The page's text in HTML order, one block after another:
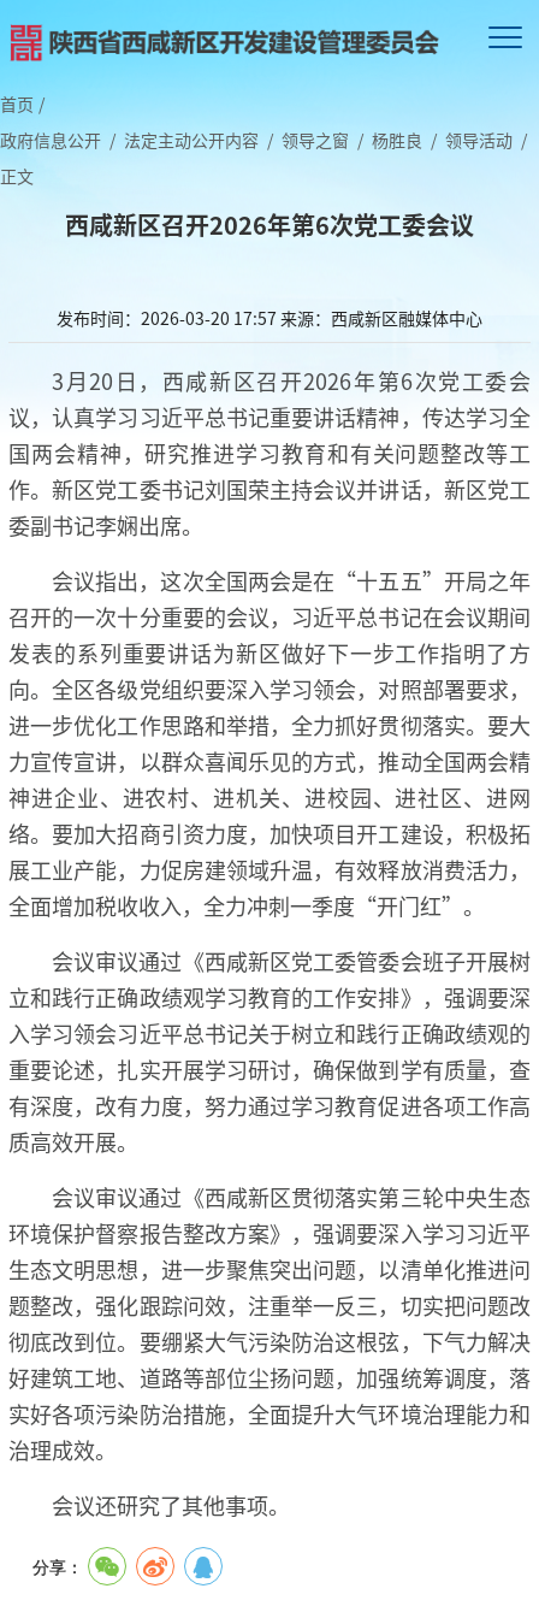
首页 /
政府信息公开 / 法定主动公开内容 / 领导之窗 / 杨胜良 / 领导活动 /
正文
西咸新区召开2026年第6次党工委会议
发布时间：2026-03-20 17:57 来源：西咸新区融媒体中心
3月20日，西咸新区召开2026年第6次党工委会
议，认真学习习近平总书记重要讲话精神，传达学习全
国两会精神，研究推进学习教育和有关问题整改等工
作。新区党工委书记刘国荣主持会议并讲话，新区党工
委副书记李娴出席。
会议指出，这次全国两会是在“十五五”开局之年
召开的一次十分重要的会议，习近平总书记在会议期间
发表的系列重要讲话为新区做好下一步工作指明了方
向。全区各级党组织要深入学习领会，对照部署要求，
进一步优化工作思路和举措，全力抓好贯彻落实。要大
力宣传宣讲，以群众喜闻乐见的方式，推动全国两会精
神进企业、进农村、进机关、进校园、进社区、进网
络。要加大招商引资力度，加快项目开工建设，积极拓
展工业产能，力促房建领域升温，有效释放消费活力，
全面增加税收收入，全力冲刺一季度“开门红”。
会议审议通过《西咸新区党工委管委会班子开展树
立和践行正确政绩观学习教育的工作安排》，强调要深
入学习领会习近平总书记关于树立和践行正确政绩观的
重要论述，扎实开展学习研讨，确保做到学有质量，查
有深度，改有力度，努力通过学习教育促进各项工作高
质高效开展。
会议审议通过《西咸新区贯彻落实第三轮中央生态
环境保护督察报告整改方案》，强调要深入学习习近平
生态文明思想，进一步聚焦突出问题，以清单化推进问
题整改，强化跟踪问效，注重举一反三，切实把问题改
彻底改到位。要绷紧大气污染防治这根弦，下气力解决
好建筑工地、道路等部位尘扬问题，加强统筹调度，落
实好各项污染防治措施，全面提升大气环境治理能力和
治理成效。
会议还研究了其他事项。
分享：